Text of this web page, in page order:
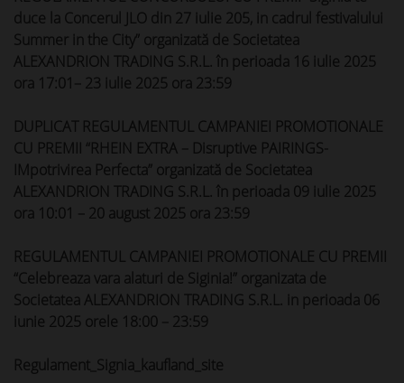
duce la Concerul JLO din 27 iulie 205, in cadrul festivalului
Summer in the City” organizată de Societatea
ALEXANDRION TRADING S.R.L. în perioada 16 iulie 2025
ora 17:01– 23 iulie 2025 ora 23:59
DUPLICAT REGULAMENTUL CAMPANIEI PROMOTIONALE
CU PREMII “RHEIN EXTRA – Disruptive PAIRINGS-
IMpotrivirea Perfecta” organizată de Societatea
ALEXANDRION TRADING S.R.L. în perioada 09 iulie 2025
ora 10:01 – 20 august 2025 ora 23:59
REGULAMENTUL CAMPANIEI PROMOTIONALE CU PREMII
“Celebreaza vara alaturi de Siginia!” organizata de
Societatea ALEXANDRION TRADING S.R.L. in perioada 06
iunie 2025 orele 18:00 – 23:59
Regulament_Signia_kaufland_site